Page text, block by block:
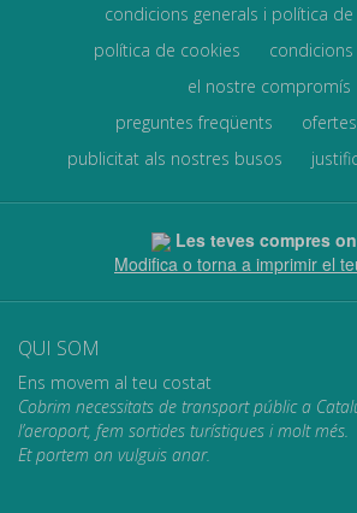
condicions generals i política
política de cookies
el nostre compromís
preguntes freqüents
publicitat als nostres busos
Les teves compres
Modifica o torna a imprimir el
QUI SOM
Ens movem al teu costat
Cobrim necessitats de transport públic a
l’aeroport, fem sortides turístiques i molt més.
Et portem on vulguis anar.